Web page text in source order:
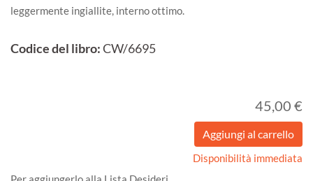
leggermente ingiallite, interno ottimo.
Codice del libro:CW/6695
45,00 €
Disponibilità immediata